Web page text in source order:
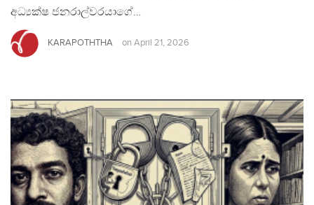
අධ්‍යක්ෂ ජනරාල්වරයාගේ…
KARAPOTHTHA on April 21, 2026